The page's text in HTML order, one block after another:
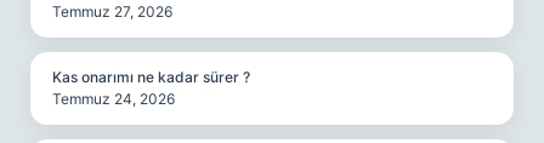
Temmuz 27, 2026
Kas onarımı ne kadar sürer ?
Temmuz 24, 2026